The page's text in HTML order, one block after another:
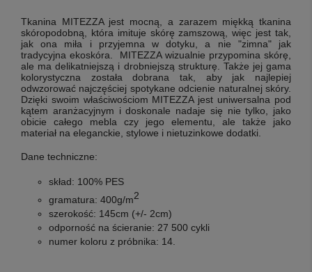
Tkanina MITEZZAjest mocną, a zarazem miękką tkanina
skóropodobną, która imituje skórę zamszową, więc jest tak,
jak ona miła i przyjemna w dotyku, a nie "zimna" jak
tradycyjna ekoskóra.
MITEZZA wizualnie przypomina skórę,
ale ma delikatniejszą i drobniejszą strukturę. Także jej gama
kolorystyczna została dobrana tak, aby jak najlepiej
odwzorować najczęściej spotykane odcienie naturalnej skóry.
Dzięki swoim właściwościom MITEZZA jest uniwersalna pod
kątem aranżacyjnym i doskonale nadaje się nie tylko, jako
obicie całego mebla czy jego elementu, ale także jako
materiał na eleganckie, stylowe i nietuzinkowe dodatki.
Dane techniczne:
skład: 100% PES
gramatura: 400g/m2
szerokość: 145cm (+/- 2cm)
odporność na ścieranie: 27 500 cykli
numer koloru z próbnika: 14